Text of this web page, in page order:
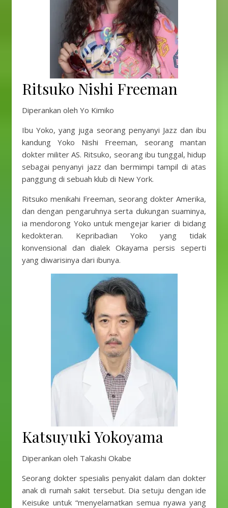
Ritsuko Nishi Freeman
Diperankan oleh Yo Kimiko
Ibu Yoko, yang juga seorang penyanyi Jazz dan ibu
kandung Yoko Nishi Freeman, seorang mantan
dokter militer AS. Ritsuko, seorang ibu tunggal, hidup
sebagai penyanyi jazz dan bermimpi tampil di atas
panggung di sebuah klub di New York.
Ritsuko menikahi Freeman, seorang dokter Amerika,
dan dengan pengaruhnya serta dukungan suaminya,
ia mendorong Yoko untuk mengejar karier di bidang
kedokteran. Kepribadian Yoko yang tidak
konvensional dan dialek Okayama persis seperti
yang diwarisinya dari ibunya.
Katsuyuki Yokoyama
Diperankan oleh Takashi Okabe
Seorang dokter spesialis penyakit dalam dan dokter
anak di rumah sakit tersebut. Dia setuju dengan ide
Keisuke untuk “menyelamatkan semua nyawa yang